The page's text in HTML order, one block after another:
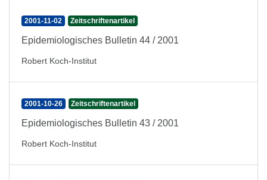
2001-11-02 Zeitschriftenartikel
Epidemiologisches Bulletin 44 / 2001
Robert Koch-Institut
2001-10-26 Zeitschriftenartikel
Epidemiologisches Bulletin 43 / 2001
Robert Koch-Institut